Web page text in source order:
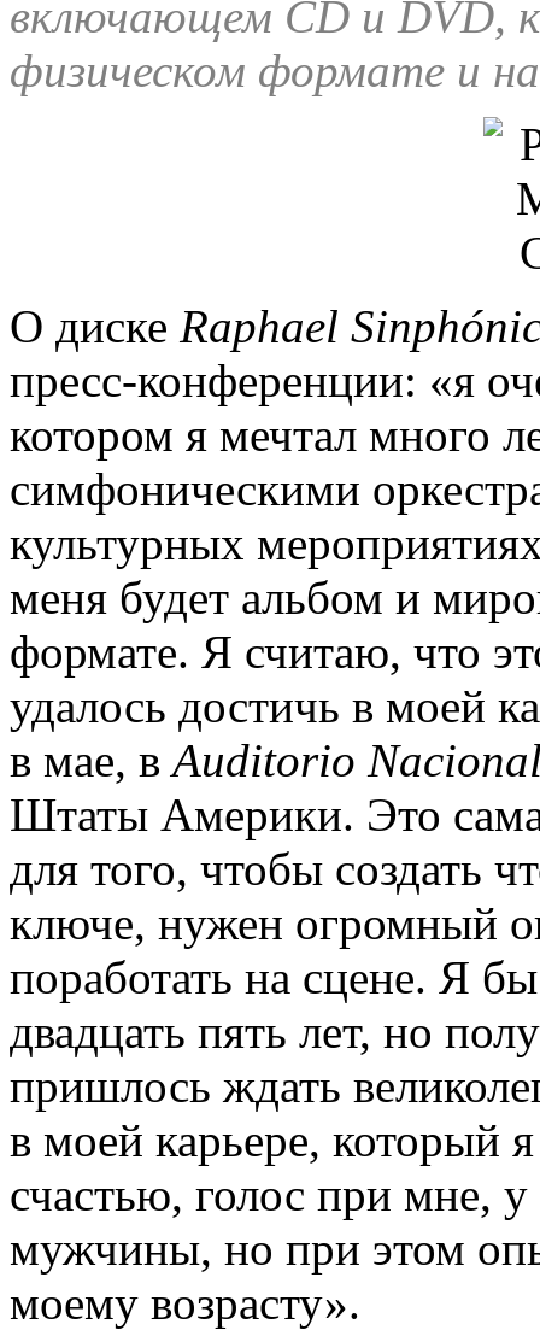
включающем CD и DVD,
физическом формате и
О диске Raphael
пресс-конференции: «я
котором я мечтал много
симфоническими
культурных
меня будет альбом и
формате. Я считаю, что
удалось достичь в моей
в мае, вAuditorio
Штаты Америки. Это
для того, чтобы создать
ключе, нужен огромный
поработать на сцене. Я
двадцать пять лет, но
пришлось ждать
в моей карьере, который
счастью, голос при мне,
мужчины, но при этом
моему возрасту».